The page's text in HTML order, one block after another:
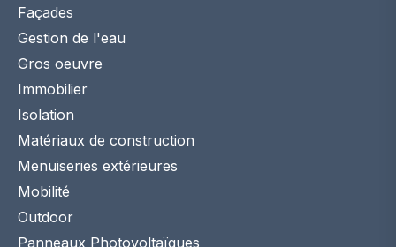
Façades
Gestion de l'eau
Gros oeuvre
Immobilier
Isolation
Matériaux de construction
Menuiseries extérieures
Mobilité
Outdoor
Panneaux Photovoltaïques